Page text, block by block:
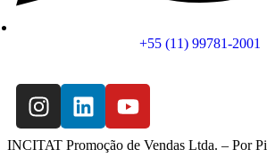
+55 (11) 99781-2001
INCITAT Promoção de Vendas Ltda. – Por